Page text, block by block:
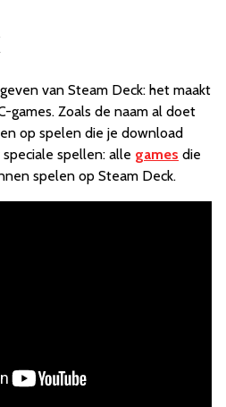
van Steam Deck: het maakt
games. Zoals de naam al doet
op spelen die je download
spellen: alle games die
spelen op Steam Deck.